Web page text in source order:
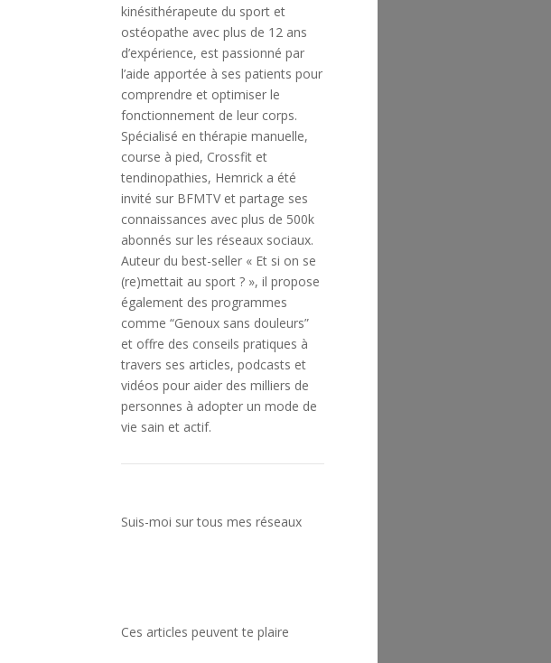
kinésithérapeute du sport et
ostéopathe avec plus de 12 ans
d’expérience, est passionné par
l’aide apportée à ses patients pour
comprendre et optimiser le
fonctionnement de leur corps.
Spécialisé en thérapie manuelle,
course à pied, Crossfit et
tendinopathies, Hemrick a été
invité sur BFMTV et partage ses
connaissances avec plus de 500k
abonnés sur les réseaux sociaux.
Auteur du best-seller « Et si on se
(re)mettait au sport ? », il propose
également des programmes
comme “Genoux sans douleurs”
et offre des conseils pratiques à
travers ses articles, podcasts et
vidéos pour aider des milliers de
personnes à adopter un mode de
vie sain et actif.
Suis-moi sur tous mes réseaux
Ces articles peuvent te plaire